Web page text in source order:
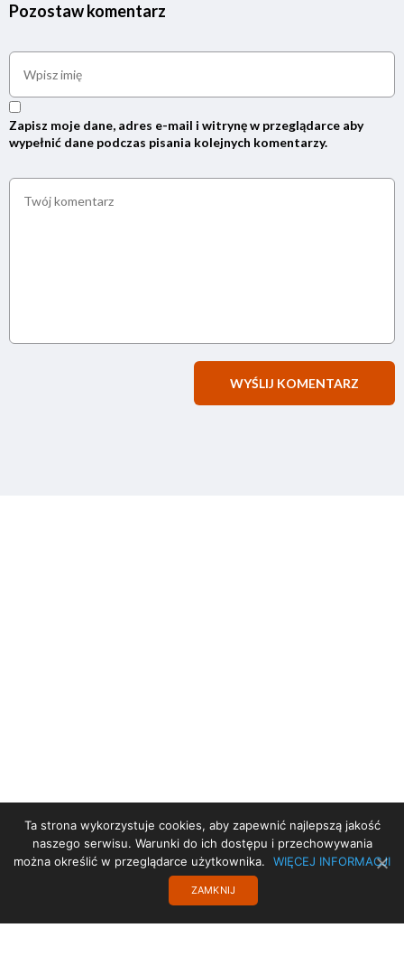
Pozostaw komentarz
Zapisz moje dane, adres e-mail i witrynę w przeglądarce aby
wypełnić dane podczas pisania kolejnych komentarzy.
Ta strona wykorzystuje cookies, aby zapewnić najlepszą jakość
naszego serwisu. Warunki do ich dostępu i przechowywania
można określić w przeglądarce użytkownika.
WIĘCEJ INFORMACJI
ZAMKNIJ
STRONA GŁÓWNA
PRZYDATNE LINKI
POLITYKA PRYWATNOŚCI